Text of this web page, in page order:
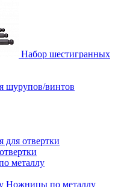
Набор шестигранных
шурупов/винтов
для отвертки
металлу
Ножницы по металлу